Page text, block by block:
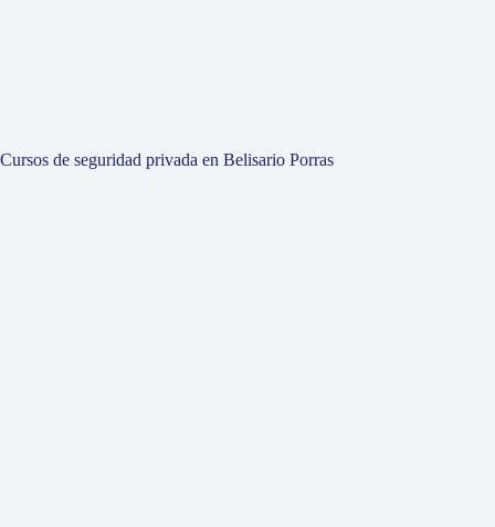
Cursos de seguridad privada en Belisario Porras